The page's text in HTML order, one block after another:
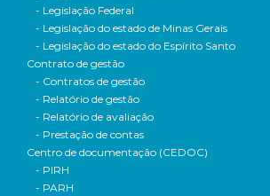
- Legislação Federal
- Legislação do estado de Minas Gerais
- Legislação do estado do Espírito Santo
Contrato de gestão
- Contratos de gestão
- Relatório de gestão
- Relatório de avaliação
- Prestação de contas
Centro de documentação (CEDOC)
- PIRH
- PARH